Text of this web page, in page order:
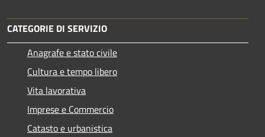
CATEGORIE DI SERVIZIO
Anagrafe e stato civile
Cultura e tempo libero
Vita lavorativa
Imprese e Commercio
Catasto e urbanistica